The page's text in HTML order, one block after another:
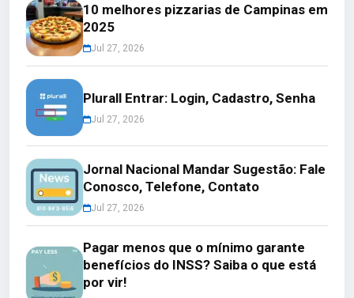
10 melhores pizzarias de Campinas em
2025
Jul 27, 2026
Plurall Entrar: Login, Cadastro, Senha
Jul 27, 2026
Jornal Nacional Mandar Sugestão: Fale
Conosco, Telefone, Contato
Jul 27, 2026
Pagar menos que o mínimo garante
benefícios do INSS? Saiba o que está
por vir!